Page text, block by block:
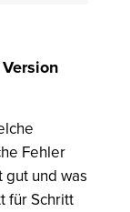
Fehler
gut und was
für Schritt